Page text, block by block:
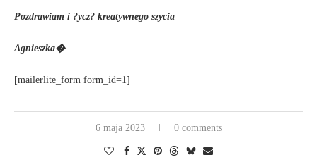
Pozdrawiam i ?ycz? kreatywnego szycia
Agnieszka�
[mailerlite_form form_id=1]
6 maja 2023 0 comments